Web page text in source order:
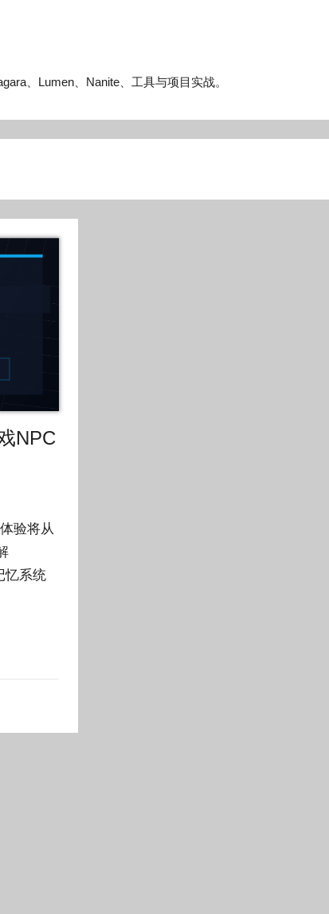
、Lumen、Nanite、工具与项目实战。
NPC
验将从
忆系统